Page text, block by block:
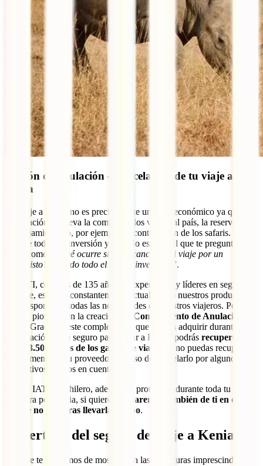
Opción de anulación – cancelación de tu viaje a
Kenia
Un viaje a Kenia no es precisamente un viaje económico ya que su
preparación conlleva la compra de los vuelos al país, la reserva de
los alojamientos o, por ejemplo, la contratación de los safaris. Se
trata de toda una inversión y por ello es normal que te preguntes
cosas como “
¿Qué ocurre si debo cancelar mi viaje por un
imprevisto? ¿Pierdo todo el dinero invertido?
”.
En IATI, con más de 135 años de experiencia y líderes en seguros
de viaje, estamos constantemente actualizando nuestros productos
para responder a todas las necesidades de nuestros viajeros. Por ello,
fuimos pioneros en la creación del
Complemento de Anulación de
. Gracias a este complemento que podrás adquirir durante la
contratación de tu seguro para viajar a Kenia, podrás recuperar
hasta 3.500 euros de los gastos de viaje
que no puedas recuperar
directamente de tu proveedor en caso de cancelarlo por alguno de
los motivos tenidos en cuenta.
Con tu IATI Mochilero, además de protegerte durante toda tu
aventura por Kenia, si quieres
cuidaremos también de ti en caso
de que no pudieras llevarla a cabo.
Cobertura del seguro de viaje a Kenia
Las que te acabamos de mostrar son las coberturas imprescindibles